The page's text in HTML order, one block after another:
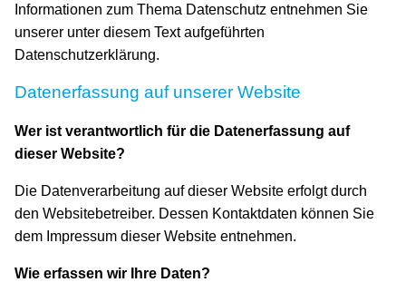
Suche AGB Datenschutz Impressum
DE /
Informationen zum Thema Datenschutz entnehmen Sie
unserer unter diesem Text aufgeführten
Datenschutzerklärung.
Datenerfassung auf unserer Website
Wer ist verantwortlich für die Datenerfassung auf
dieser Website?
Die Datenverarbeitung auf dieser Website erfolgt durch
den Websitebetreiber. Dessen Kontaktdaten können Sie
dem Impressum dieser Website entnehmen.
Wie erfassen wir Ihre Daten?